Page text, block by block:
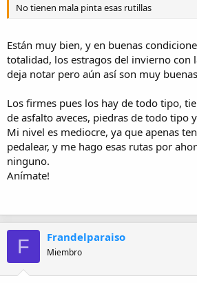
No tienen mala pinta esas rutillas
Están muy bien, y en buenas
totalidad, los estragos del invierno con
deja notar pero aún así son muy
Los firmes pues los hay de todo tipo,
de asfalto aveces, piedras de todo tipo
Mi nivel es mediocre, ya que apenas
pedalear, y me hago esas rutas por
ninguno.
Anímate!
F Frandelparaiso
Miembro